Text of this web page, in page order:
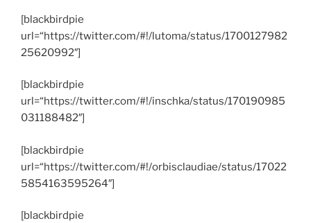
[blackbirdpie
url=“https://twitter.com/#!/lutoma/status/1700127982
25620992″]
[blackbirdpie
url=“https://twitter.com/#!/inschka/status/170190985
031188482″]
[blackbirdpie
url=“https://twitter.com/#!/orbisclaudiae/status/17022
5854163595264″]
[blackbirdpie